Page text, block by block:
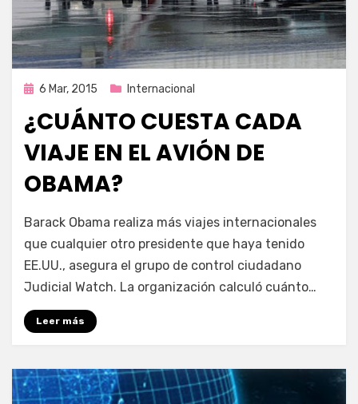
Publicada
6 Mar, 2015 Internacional
¿CUÁNTO CUESTA CADA
VIAJE EN EL AVIÓN DE
OBAMA?
Enrique
Barack Obama realiza más viajes internacionales
que cualquier otro presidente que haya tenido
EE.UU., asegura el grupo de control ciudadano
Judicial Watch. La organización calculó cuánto…
Leer más